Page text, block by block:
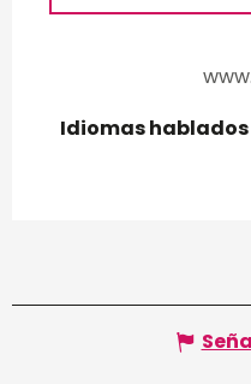
Idiomas hablados
Idiomas hablados